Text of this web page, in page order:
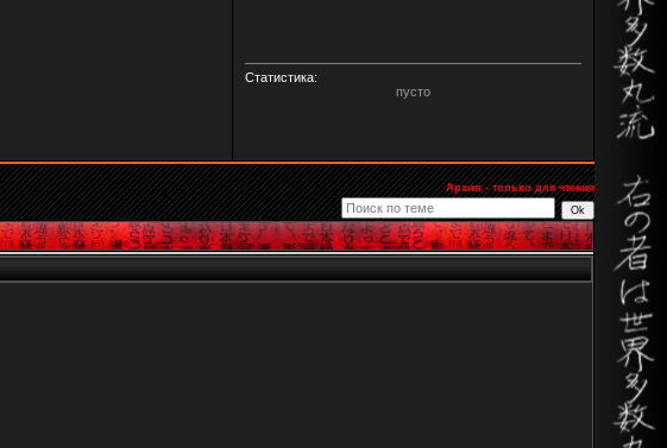
Статистика:
пусто
Архив - только для чтения